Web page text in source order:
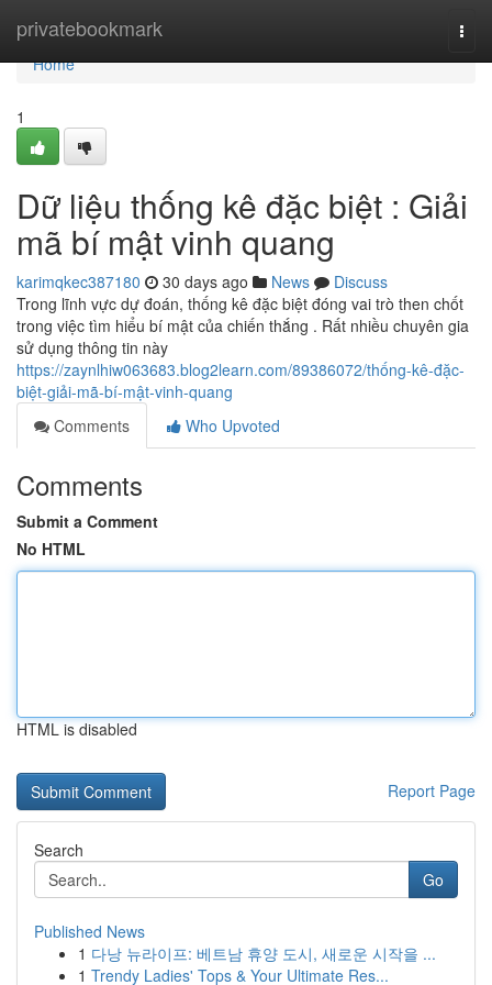
privatebookmark
Home
Home
1
Dữ liệu thống kê đặc biệt : Giải
mã bí mật vinh quang
karimqkec387180 30 days ago News
Discuss
Trong lĩnh vực dự đoán, thống kê đặc biệt đóng vai trò then chốt
trong việc tìm hiểu bí mật của chiến thắng . Rất nhiều chuyên gia
sử dụng thông tin này
https://zaynlhiw063683.blog2learn.com/89386072/thống-kê-đặc-
biệt-giải-mã-bí-mật-vinh-quang
Comments
Who Upvoted
Comments
Submit a Comment
No HTML
HTML is disabled
Report Page
Search
Go
Published News
1 다낭 뉴라이프: 베트남 휴양 도시, 새로운 시작을 ...
1 Trendy Ladies' Tops & Your Ultimate Res...